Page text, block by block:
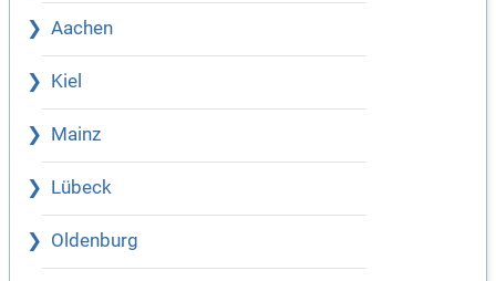
Aachen
Kiel
Mainz
Lübeck
Oldenburg